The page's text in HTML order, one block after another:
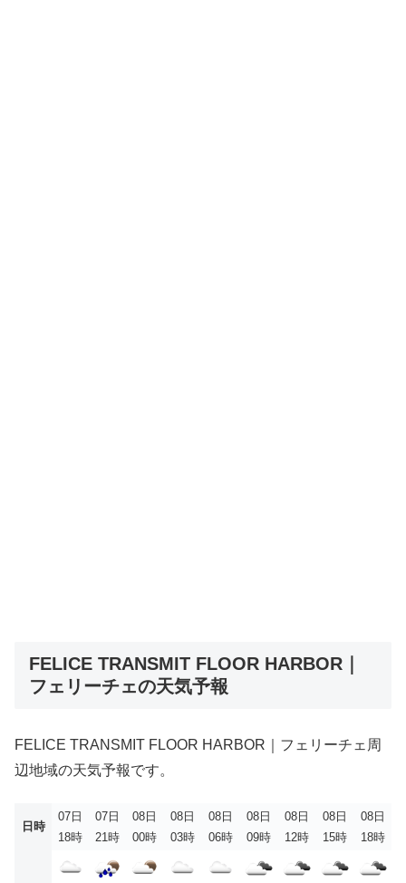
FELICE TRANSMIT FLOOR HARBOR｜
フェリーチェの天気予報
FELICE TRANSMIT FLOOR HARBOR｜フェリーチェ周
辺地域の天気予報です。
日時
07日
18時
07日
21時
08日
00時
08日
03時
08日
06時
08日
09時
08日
12時
08日
15時
08日
18時